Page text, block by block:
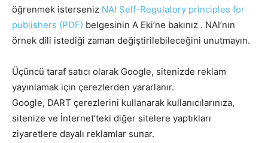
öğrenmek isterseniz NAI Self-Regulatory principles for
publishers (PDF) belgesinin A Eki’ne bakınız . NAI’nın
örnek dili istediği zaman değiştirilebileceğini unutmayın.
Üçüncü taraf satıcı olarak Google, sitenizde reklam
yayınlamak için çerezlerden yararlanır.
Google, DART çerezlerini kullanarak kullanıcılarınıza,
sitenize ve İnternet’teki diğer sitelere yaptıkları
ziyaretlere dayalı reklamlar sunar.